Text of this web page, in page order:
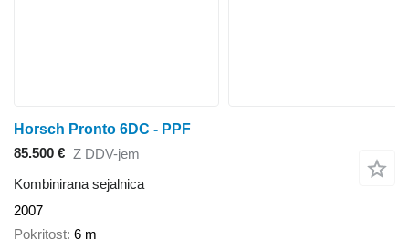
Horsch Pronto 6DC - PPF
85.500 € Z DDV-jem
Kombinirana sejalnica
2007
Pokritost 6 m